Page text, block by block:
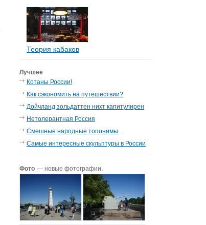
Теория кабаков
Лучшее
Котаны России!
Как сэкономить на путешествии?
Дойчланд зольдаттен нихт капитулирен
Нетолерантная Россия
Смешные народные топонимы
Самые интересные скульптуры в России
Фото — новые фотографии.